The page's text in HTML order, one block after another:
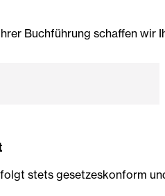
Buchführung schaffen wir
stets gesetzeskonform